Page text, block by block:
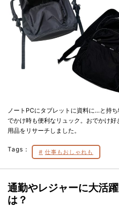
ノートPCにタブレットに資料に…と持
でかけ時も便利なリュック。おでかけ
用品をリサーチしました。
Tags： 仕事もおしゃれも
通勤やレジャーに大活
は？